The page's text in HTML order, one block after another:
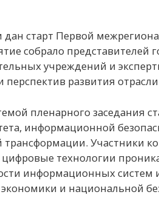
старт Первой
собрало представителей
учреждений и
перспектив развития
пленарного заседания
информационной
трансформации. Участники
технологии
информационных
и национальной